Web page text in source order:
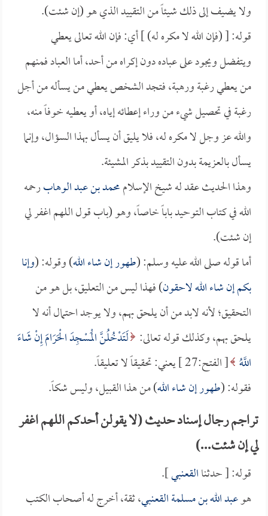
ولا يضيف إلى ذلك شيئاً من التقييد الذي هو (إن شئت).
قوله: [ (فإن الله لا مكره له) ] أي: فإن الله تعالى يعطي
ويتفضل ويجود على عباده دون إكراه من أحد، أما العباد فمنهم
من يعطي رغبة ورهبة، فتجد الشخص يعطي من يسأله من أجل
رغبة في تحصيل شيء من وراء إعطائه إياه، أو يعطيه خوفاً منه،
والله عز وجل لا مكره له، فلا يليق أن يسأل بهذا السؤال، وإنما
يسأل بالعزيمة بدون التقييد بذكر المشيئة.
وهذا الحديث عقد له شيخ الإسلاممحمد بن عبد الوهابرحمه
الله في كتاب التوحيد باباً خاصاً، وهو (باب قول اللهم اغفر لي
إن شئت).
أما قوله صلى الله عليه وسلم: (طهور إن شاء الله) وقوله: (وإنا
بكم إن شاء الله لاحقون) فهذا ليس من التعليق، بل هو من
التحقيق؛ لأنه لابد من أن يلحق بهم، ولا يوجد احتمال أنه لا
يلحق بهم، وكذلك قوله تعالى: لَتَدْخُلُنَّ الْمَسْجِدَ الْحَرَامَ إِنْ شَاءَ
اللَّهُ [ الفتح:27 ] يعني: تحقيقاً لا تعليقاً.
فقوله: (طهور إن شاء الله) من هذا القبيل، وليس شكاً.
تراجم رجال إسناد حديث (لا يقولن أحدكم اللهم اغفر
لي إن شئت...)
قوله: [ حدثناالقعنبي].
هوعبد الله بن مسلمة القعنبي، ثقة، أخرج له أصحاب الكتب